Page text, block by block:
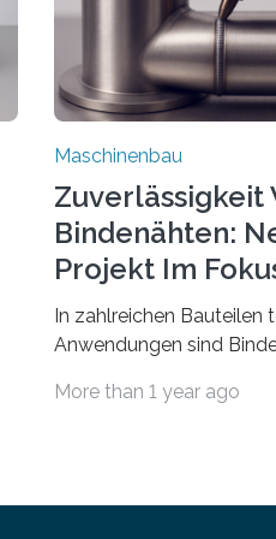
Maschinenbau
Zuverlässigkeit
Bindenähten:
Projekt Im
In zahlreichen Bauteilen
Anwendungen sind
bei Rezyklaten aufgrund
More than 1 year ago